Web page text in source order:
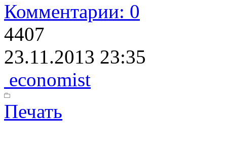
Комментарии: 0
4407
23.11.2013 23:35
economist
Печать